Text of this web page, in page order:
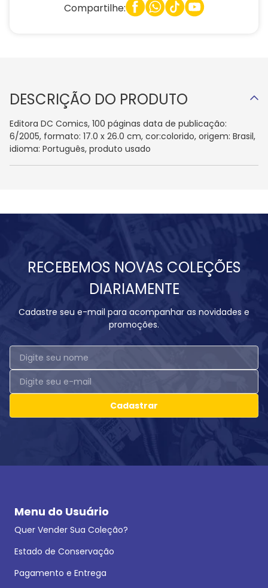
Compartilhe:
DESCRIÇÃO DO PRODUTO
Editora DC Comics, 100 páginas data de publicação:
6/2005, formato: 17.0 x 26.0 cm, cor:colorido, origem: Brasil,
idioma: Português, produto usado
RECEBEMOS NOVAS COLEÇÕES
DIARIAMENTE
Cadastre seu e-mail para acompanhar as novidades e
promoções.
Cadastrar
Menu do Usuário
Quer Vender Sua Coleção?
Estado de Conservação
Pagamento e Entrega